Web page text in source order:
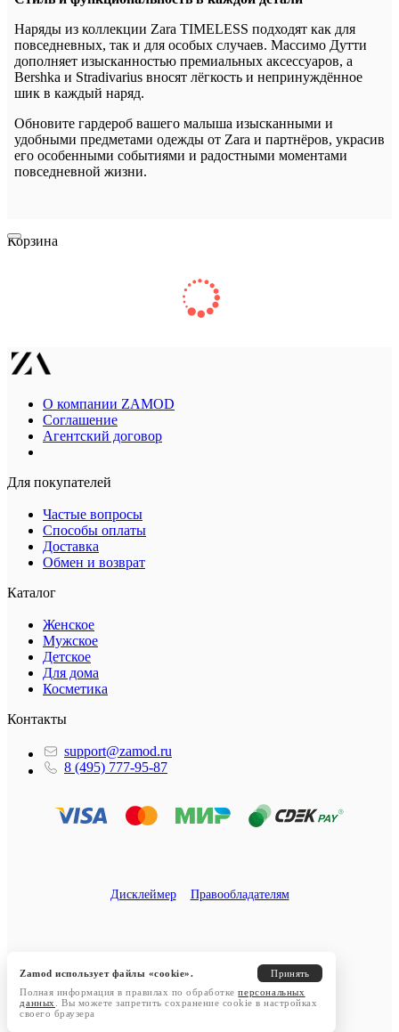
Наряды из коллекции Zara TIMELESS подходят как для
повседневных, так и для особых случаев. Массимо Дутти
дополняет изысканностью премиальных аксессуаров, а
Bershka и Stradivarius вносят лёгкость и непринуждённое
шик в каждый наряд.
Обновите гардероб вашего малыша изысканными и
удобными предметами одежды от Zara и партнёров, украсив
его особенными событиями и радостными моментами
повседневной жизни.
Корзина
О компании ZAMOD
Соглашение
Агентский договор
Для покупателей
Частые вопросы
Способы оплаты
Доставка
Обмен и возврат
Каталог
Женское
Мужское
Детское
Для дома
Косметика
Контакты
support@zamod.ru
8 (495) 777-95-87
Дисклеймер Правообладателям
Zamod использует файлы «cookie».
Принять
Полная информация в правилах по обработкеперсональных
данных
. Вы можете запретить сохранение cookie в настройках
своего браузера